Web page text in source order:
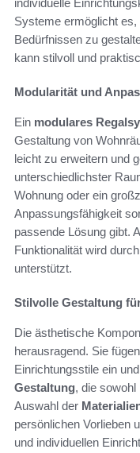
individuelle
Systeme ermöglicht
Bedürfnissen zu
kann stilvoll und
Modularität und
Ein modulares
Gestaltung von
leicht zu erweitern und
unterschiedlichster
Wohnung oder ein
Anpassungsfähigkeit
passende Lösung gibt.
Funktionalität wird
unterstützt.
Stilvolle Gestaltung
Die ästhetische
herausragend. Sie
Einrichtungsstile ein
Gestaltung, die
Auswahl der
persönlichen Vorlieben
und individuellen